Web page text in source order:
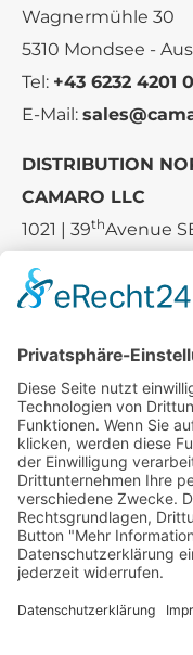
Wagnermühle 30
5310 Mondsee -
Tel: +43 6232 4201 0
E-Mail:
DISTRIBUTION
CAMARO LLC
1021 | 39thAvenue
Tel.:+1 253-867-57 35
Unternehmen
Service
Media
© 2026 -
AGB